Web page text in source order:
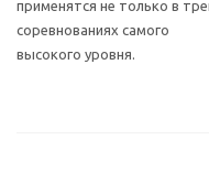
применятся не только в
соревнованиях самого
высокого уровня.